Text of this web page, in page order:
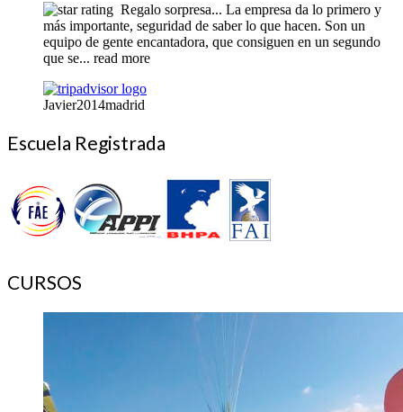
Regalo sorpresa... La empresa da lo primero y
más importante, seguridad de saber lo que hacen. Son un
equipo de gente encantadora, que consiguen en un segundo
que se... read more
Javier2014madrid
Escuela Registrada
CURSOS